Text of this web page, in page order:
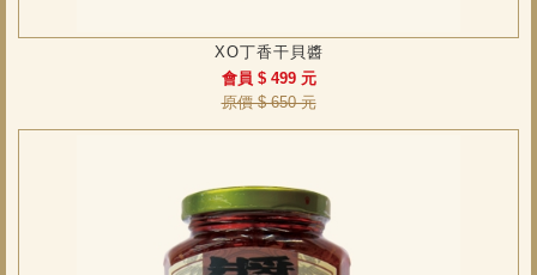
XO丁香干貝醬
會員 $ 499 元
原價 $ 650 元